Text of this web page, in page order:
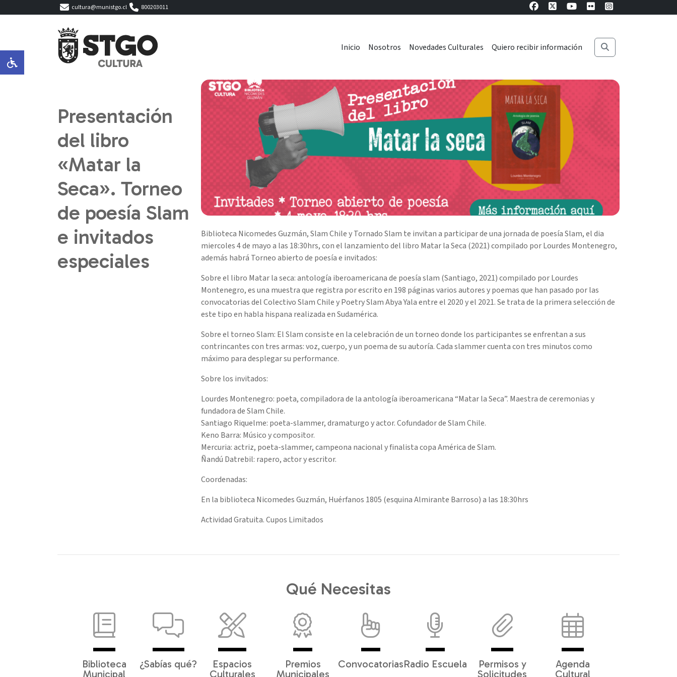
cultura@munistgo.cl 800203011
Inicio Nosotros Novedades Culturales Quiero recibir información
Presentación
del libro
«Matar la
Seca». Torneo
de poesía Slam
e invitados
especiales
Biblioteca Nicomedes Guzmán, Slam Chile y Tornado Slam te invitan a participar de una jornada de poesía Slam, el dia
miercoles 4 de mayo a las 18:30hrs, con el lanzamiento del libro Matar la Seca (2021) compilado por Lourdes Montenegro,
además habrá Torneo abierto de poesía e invitados:
Sobre el libro Matar la seca: antología iberoamericana de poesía slam (Santiago, 2021) compilado por Lourdes
Montenegro, es una muestra que registra por escrito en 198 páginas varios autores y poemas que han pasado por las
convocatorias del Colectivo Slam Chile y Poetry Slam Abya Yala entre el 2020 y el 2021. Se trata de la primera selección de
este tipo en habla hispana realizada en Sudamérica.
Sobre el torneo Slam: El Slam consiste en la celebración de un torneo donde los participantes se enfrentan a sus
contrincantes con tres armas: voz, cuerpo, y un poema de su autoría. Cada slammer cuenta con tres minutos como
máximo para desplegar su performance.
Sobre los invitados:
Lourdes Montenegro: poeta, compiladora de la antología iberoamericana “Matar la Seca”. Maestra de ceremonias y
fundadora de Slam Chile.
Santiago Riquelme: poeta-slammer, dramaturgo y actor. Cofundador de Slam Chile.
Keno Barra: Músico y compositor.
Mercuria: actriz, poeta-slammer, campeona nacional y finalista copa América de Slam.
Ñandú Datrebil: rapero, actor y escritor.
Coordenadas:
En la biblioteca Nicomedes Guzmán, Huérfanos 1805 (esquina Almirante Barroso) a las 18:30hrs
Actividad Gratuita. Cupos Limitados
Qué Necesitas
Biblioteca
Municipal
¿Sabías qué?
Espacios
Culturales
Premios
Municipales
ConvocatoriasRadio Escuela
Permisos y
Solicitudes
Agenda
Cultural